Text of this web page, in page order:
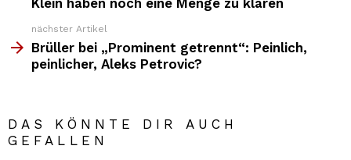
Klein haben noch eine Menge zu klären
nächster Artikel
Brüller bei „Prominent getrennt“: Peinlich,
peinlicher, Aleks Petrovic?
DAS KÖNNTE DIR AUCH
GEFALLEN